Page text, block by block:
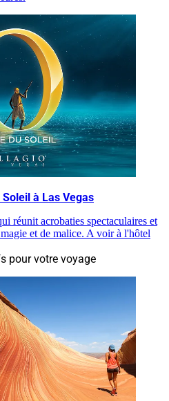
à Las Vegas
réunit acrobaties spectaculaires et
et de malice. A voir à l'hôtel
pour votre voyage